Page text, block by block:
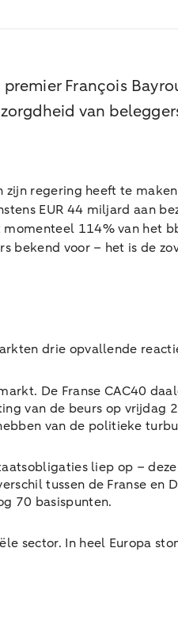
François
van
regering heeft te
EUR 44 miljard aan
114% van het
voor – het is de
drie opvallende
De Franse CAC40
van de beurs op vrijdag
van de politieke
liep op –
tussen de Franse
70 basispunten.
sector. In heel Europa